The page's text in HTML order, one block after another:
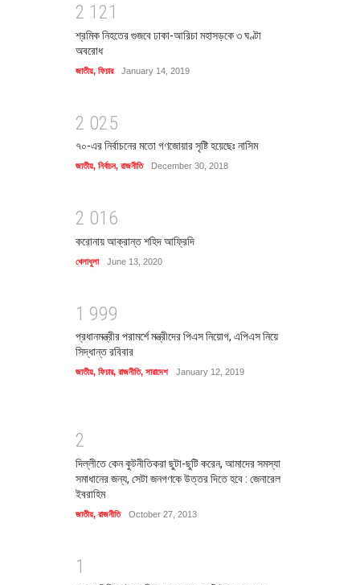
2 1 21
শ্রমিক নিহতের গুজবে ঢাকা-আরিচা মহাসড়কে ৩ ঘণ্টা
অবরোধ
জাতীয়, ফিচার January 14, 2019
2 025
৭০-এর নির্বাচনের মতো গণজোয়ার সৃষ্টি হয়েছেঃ নাসিম
জাতীয়, নির্বাচন, রাজনীতি December 30, 2018
2 01 6
করোনায় আক্রান্ত শহিদ আফ্রিদি
খেলাধুলা June 13, 2020
1 999
প্রধানমন্ত্রীর পরামর্শে মন্ত্রীদের পিএস নিয়োগ, এপিএস নিয়ে
সিদ্ধান্ত রবিবার
জাতীয়, ফিচার, রাজনীতি, সারাদেশ January 12, 2019
2
দিল্লীতে কেন কুটনীতিকরা ছুটা-ছুটি করেন, আমাদের সমস্যা
সমাধানের জন্য, সেটা জনগণকে উত্তর দিতে হবে : জেনারেল
ইবরাহিম
জাতীয়, রাজনীতি October 27, 2013
1